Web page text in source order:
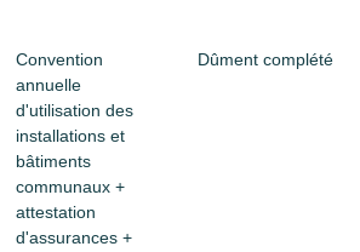
Convention
annuelle
d'utilisation des
installations et
bâtiments
communaux +
attestation
d'assurances +
Dûment complété